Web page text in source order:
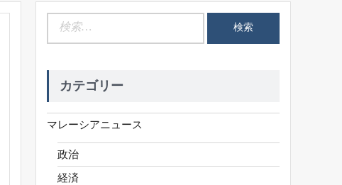
カテゴリー
マレーシアニュース
政治
経済